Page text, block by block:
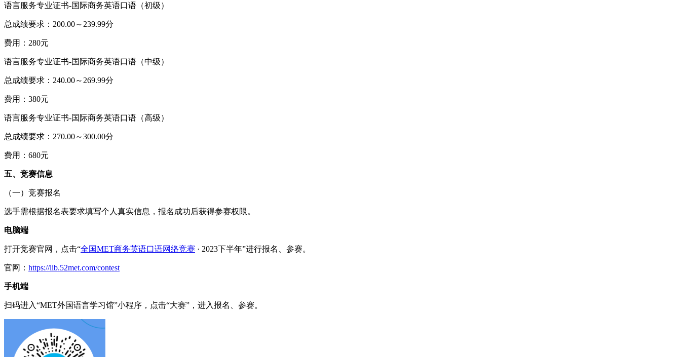
语言服务专业证书-国际商务英语口语（初级）
总成绩要求：200.00～239.99分
费用：280元
语言服务专业证书-国际商务英语口语（中级）
总成绩要求：240.00～269.99分
费用：380元
语言服务专业证书-国际商务英语口语（高级）
总成绩要求：270.00～300.00分
费用：680元
五、竞赛信息
（一）竞赛报名
选手需根据报名表要求填写个人真实信息，报名成功后获得参赛权限。
电脑端
打开竞赛官网，点击“全国MET商务英语口语网络竞赛 · 2023下半年”进行报名、参赛。
官网： https://lib.52met.com/contest
手机端
扫码进入“MET外国语言学习馆”小程序，点击“大赛”，进入报名、参赛。